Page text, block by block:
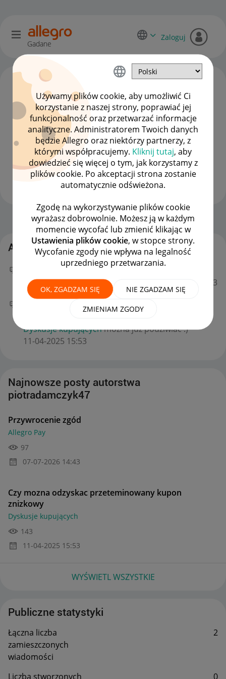
Używamy plików cookie, aby umożliwić Ci
korzystanie z naszej strony, poprawiać jej
funkcjonalność oraz przetwarzać informacje
analityczne. Administratorem Twoich danych
będzie Allegro oraz niektórzy partnerzy, z
którymi współpracujemy. Kliknij tutaj, aby
dowiedzieć się więcej o tym, jak korzystamy z
plików cookie. Po akceptacji strona zostanie
automatycznie odświeżona.
Zgodę na wykorzystywanie plików cookie
wyrażasz dobrowolnie. Możesz ją w każdym
momencie wycofać lub zmienić klikając w
Ustawienia plików cookie, w stopce strony.
Wycofanie zgody nie wpływa na legalność
uprzedniego przetwarzania.
OK, ZGADZAM SIĘ NIE ZGADZAM SIĘ
ZMIENIAM ZGODY
Gadane
Zaloguj
piotradamczyk47
#7 Wielbiciel
Strona Główna OPCJE
Aktywność piotradamczyk47
Twój nowy wpis Przywrocenie zgód
Allegro Paymożna już podziwiać :)
14:43
Twój nowy wpisCzy mozna odzyskac
Dyskusje kupującychmożna już podziwiać :)
‎11-04-2025 15:53
Najnowsze posty autorstwa
piotradamczyk47
Przywrocenie zgód
Allegro Pay
97
‎07-07-2026 14:43
Czy mozna odzyskac przeteminowany kupon
znizkowy
Dyskusje kupujących
143
‎11-04-2025 15:53
WYŚWIETL WSZYSTKIE
Publiczne statystyki
Łączna liczba
zamieszczonych
wiadomości
2
Liczba stworzonych 0